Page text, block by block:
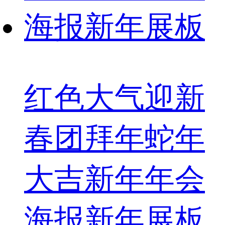
红色大气迎新
春团拜年蛇年
大吉新年年会